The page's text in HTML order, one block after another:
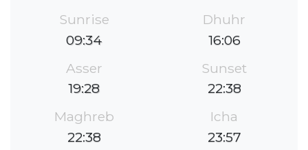
Sunrise
09:34
Dhuhr
16:06
Asser
19:28
Sunset
22:38
Maghreb
22:38
Icha
23:57